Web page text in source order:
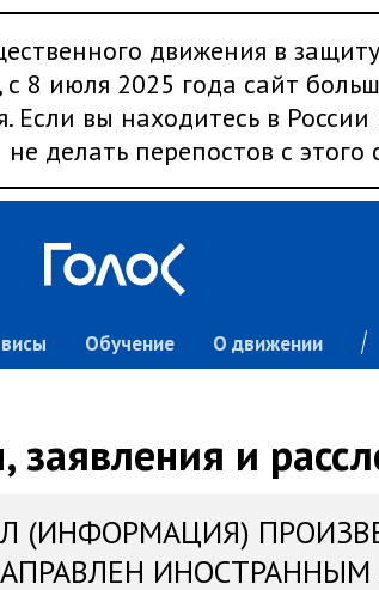
движения в
с 8 июля 2025 года сайт
Если вы находитесь в
делать перепостов с этого
Обучение О движении
и
(ИНФОРМАЦИЯ)